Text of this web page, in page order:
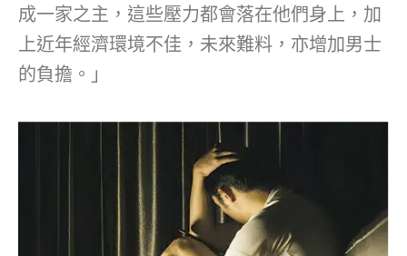
成一家之主，這些壓力都會落在他們身上，加
上近年經濟環境不佳，未來難料，亦增加男士
的負擔。」